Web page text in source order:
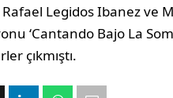
Legidos Ibanez ve
‘Cantando Bajo La
çıkmıştı.